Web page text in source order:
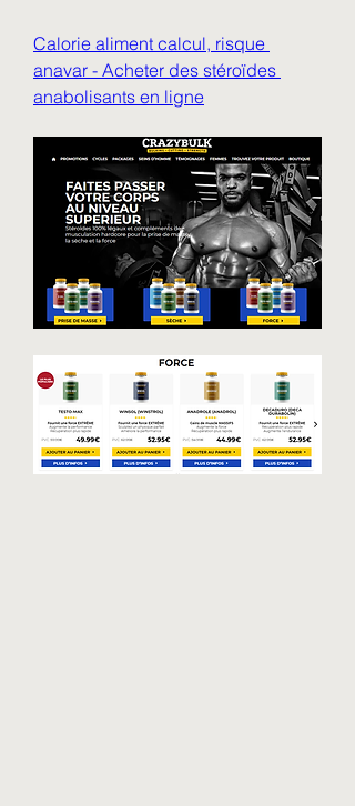
Calorie aliment calcul, risque
anavar - Acheter des stéroïdes
anabolisants en ligne